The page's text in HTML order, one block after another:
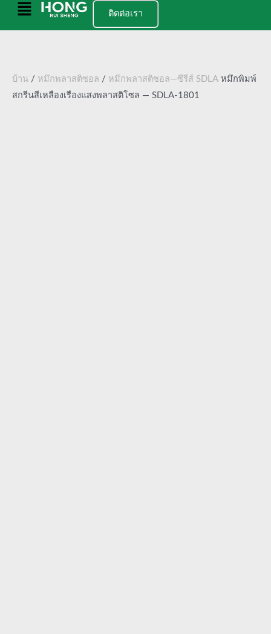
เมนู
ติดต่อเรา
บ้าน / หมึกพลาสติซอล / หมึกพลาสติซอล—ซีรีส์ SDLA หมึกพิมพ์
สกรีนสีเหลืองเรืองแสงพลาสติโซล — SDLA-1801